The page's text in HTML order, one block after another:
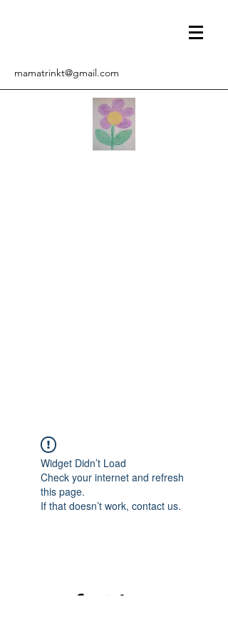
mamatrinkt@gmail.com
Widget Didn’t Load
Check your internet and refresh
this page.
If that doesn’t work, contact us.